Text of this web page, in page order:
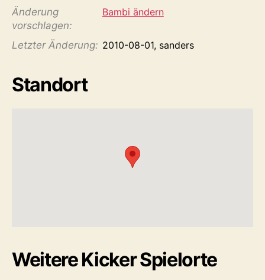
Änderung
vorschlagen:
Bambi ändern
Letzter Änderung: 2010-08-01, sanders
Standort
Weitere Kicker Spielorte